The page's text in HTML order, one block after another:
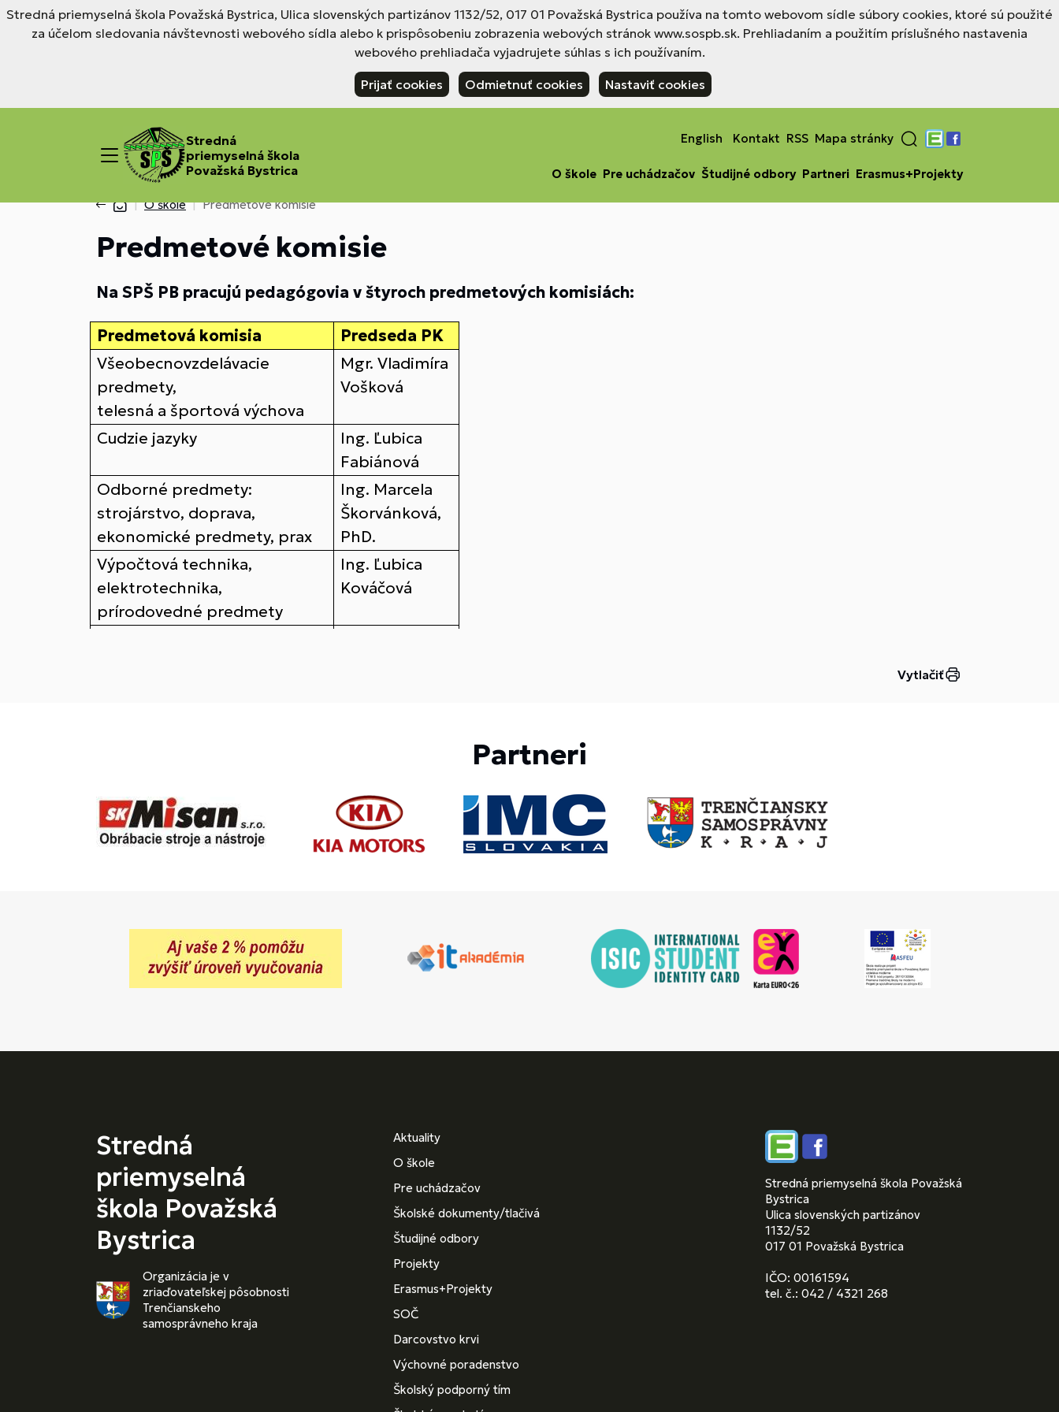
Stredná priemyselná škola Považská Bystrica, Ulica slovenských partizánov 1132/52, 017 01 Považská Bystrica používa na tomto webovom sídle súbory cookies, ktoré sú použité
za účelom sledovania návštevnosti webového sídla alebo k prispôsobeniu zobrazenia webových stránok www.sospb.sk. Prehliadaním a použitím príslušného nastavenia
webového prehliadača vyjadrujete súhlas s ich používaním.
Prijať cookies Odmietnuť cookies Nastaviť cookies
Stredná
priemyselná škola
Považská Bystrica
English Kontakt RSS Mapa stránky
Edupage
Facebook
O škole Pre uchádzačov Študijné odbory Partneri Erasmus+Projekty
O škole Predmetové komisie
Predmetové komisie
Na SPŠ PB pracujú pedagógovia v štyroch predmetových komisiách:
Predmetová komisia
Predseda PK
Všeobecnovzdelávacie
predmety,
telesná a športová výchova
Mgr. Vladimíra
Vošková
Cudzie jazyky
Ing. Ľubica
Fabiánová
Odborné predmety:
strojárstvo, doprava,
ekonomické predmety, prax
Ing. Marcela
Škorvánková,
PhD.
Výpočtová technika,
elektrotechnika,
prírodovedné predmety
Ing. Ľubica
Kováčová
Vytlačiť
Partneri
Stredná
priemyselná
škola Považská
Bystrica
Organizácia je v
zriaďovateľskej pôsobnosti
Trenčianskeho
samosprávneho kraja
Aktuality
O škole
Pre uchádzačov
Školské dokumenty/tlačivá
Študijné odbory
Projekty
Erasmus+Projekty
SOČ
Darcovstvo krvi
Výchovné poradenstvo
Školský podporný tím
EdupageFacebook
Stredná priemyselná škola Považská
Bystrica
Ulica slovenských partizánov
1132/52
017 01 Považská Bystrica
IČO: 00161594
tel. č.: 042 / 4321 268